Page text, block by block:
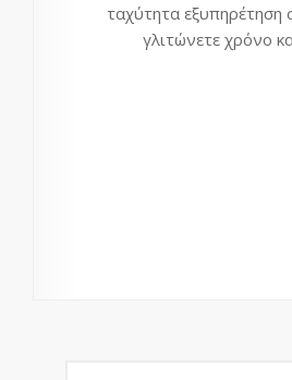
ταχύτητα εξυπηρέτηση
γλιτώνετε χρόνο